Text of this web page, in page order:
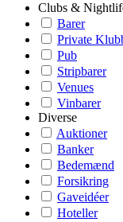
Clubs &
Barer
Private
Pub
Stripbarer
Venues
Vinbarer
Diverse
Auktioner
Banker
Bedemænd
Forsikring
Gaveidéer
Hoteller